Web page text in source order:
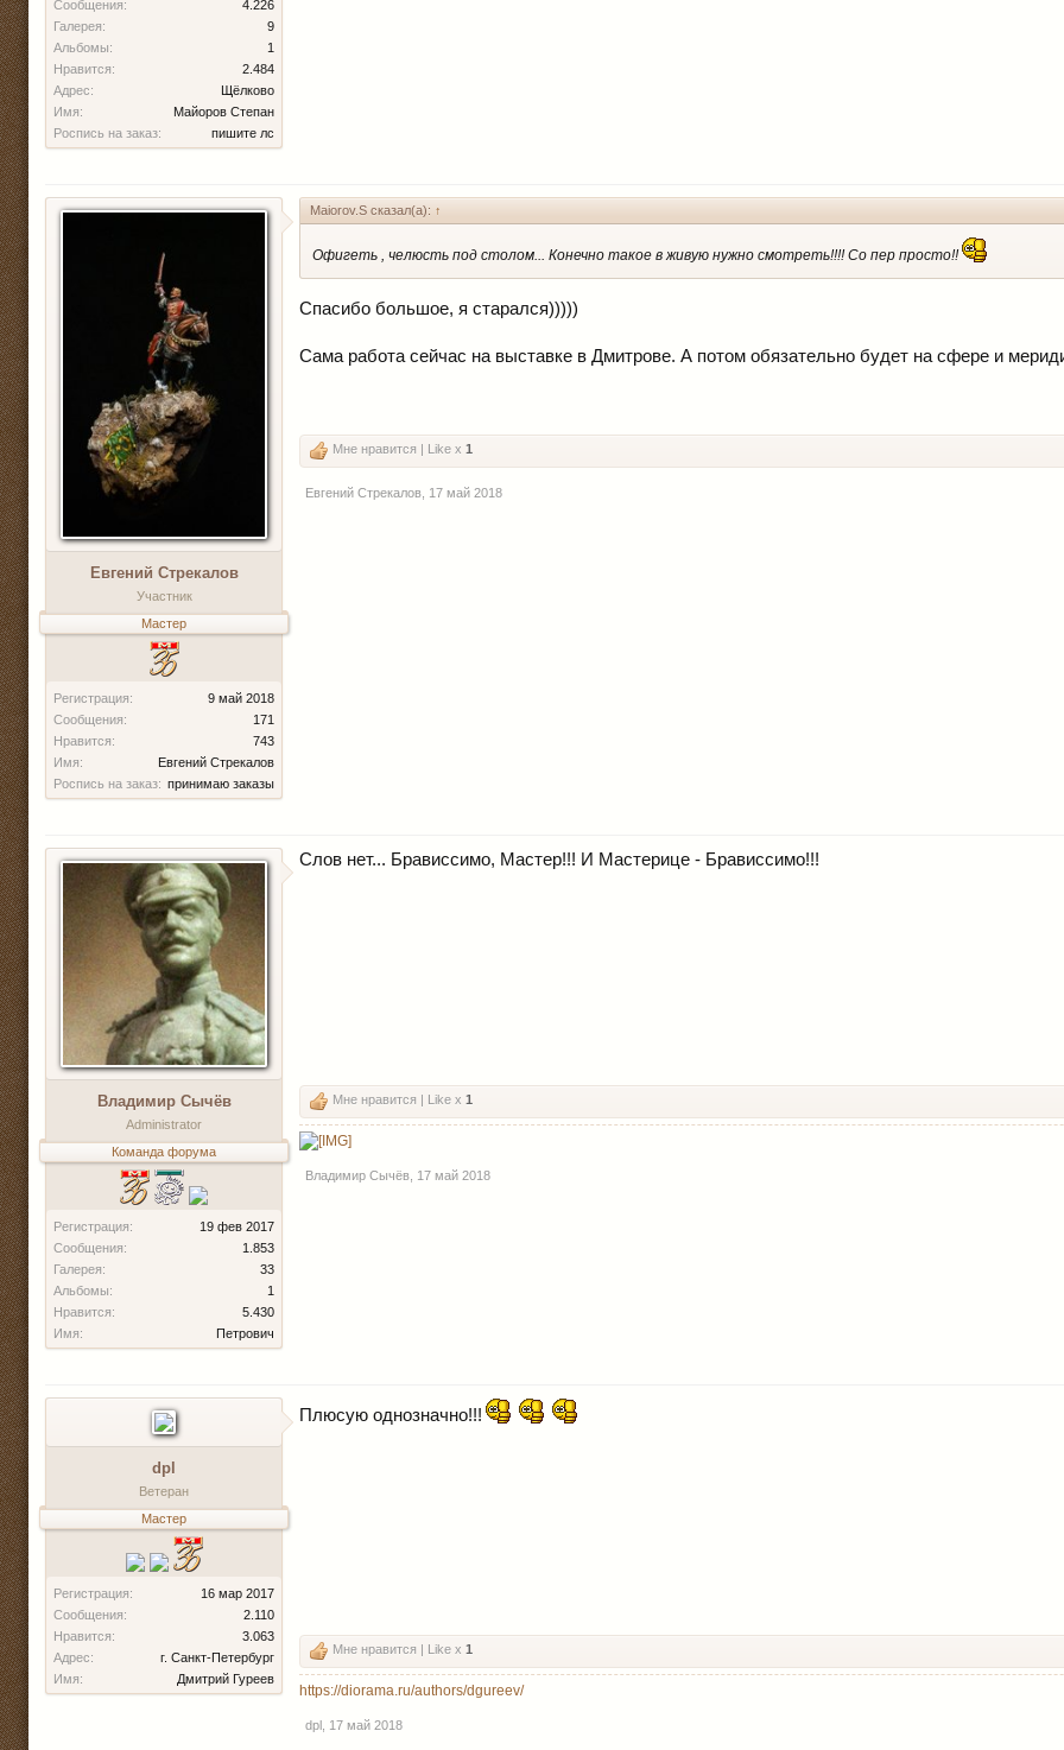
Сообщения:
4.226
Галерея:
9
Альбомы:
1
Нравится:
2.484
Адрес:
Щёлково
Имя:
Майоров Степан
Роспись на заказ:
пишите лс
Евгений Стрекалов
Участник
Мастер
Регистрация:
9 май 2018
Сообщения:
171
Нравится:
743
Имя:
Евгений Стрекалов
Роспись на заказ: принимаю заказы
Maiorov.S сказал(а): ↑
Офигеть , челюсть под столом... Конечно такое в живую нужно смотреть!!!! Со пер просто!!
Спасибо большое, я старался)))))
Сама работа сейчас на выставке в Дмитрове. А потом обязательно будет на сфере и
Мне нравится | Like x 1
Евгений Стрекалов 17 май 2018
Владимир Сычёв
Administrator
Команда форума
Регистрация:
19 фев 2017
Сообщения:
1.853
Галерея:
33
Альбомы:
1
Нравится:
5.430
Имя:
Петрович
Слов нет... Брависсимо, Мастер!!! И Мастерице - Брависсимо!!!
Мне нравится | Like x 1
Владимир Сычёв 17 май 2018
dpl
Ветеран
Мастер
Регистрация:
16 мар 2017
Сообщения:
2.110
Нравится:
3.063
Адрес:
г. Санкт-Петербург
Имя:
Дмитрий Гуреев
Плюсую однозначно!!!
Мне нравится | Like x 1
https://diorama.ru/authors/dgureev/
dpl 17 май 2018